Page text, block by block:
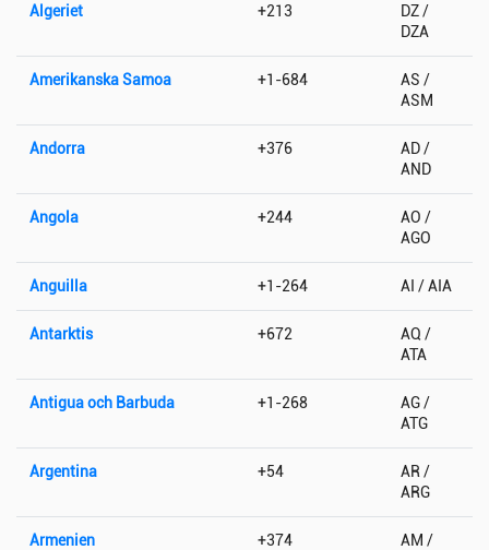
Algeriet +213
DZ /
DZA
Amerikanska Samoa +1-684
AS /
ASM
Andorra +376
AD /
AND
Angola +244
AO /
AGO
Anguilla +1-264 AI / AIA
Antarktis +672
AQ /
ATA
Antigua och Barbuda +1-268
AG /
ATG
Argentina +54
AR /
ARG
Armenien +374
AM /